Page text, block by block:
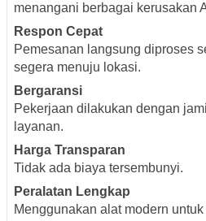
menangani berbagai kerusakan
Respon Cepat
Pemesanan langsung diproses
segera menuju lokasi.
Bergaransi
Pekerjaan dilakukan dengan
layanan.
Harga Transparan
Tidak ada biaya tersembunyi.
Peralatan Lengkap
Menggunakan alat modern